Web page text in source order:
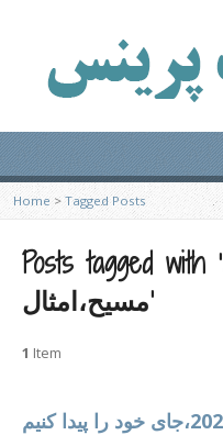
Home > Tagged Posts
Posts tagged with ‘عضو بدن
مسیح،امثال’
1 Item